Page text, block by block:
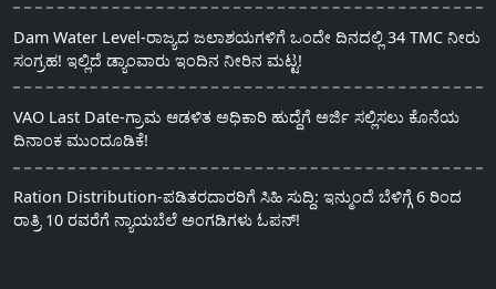
Dam Water Level-ರಾಜ್ಯದ ಜಲಾಶಯಗಳಿಗೆ ಒಂದೇ ದಿನದಲ್ಲಿ 34 TMC ನೀರು
ಸಂಗ್ರಹ! ಇಲ್ಲಿದೆ ಡ್ಯಾಂವಾರು ಇಂದಿನ ನೀರಿನ ಮಟ್ಟ!
VAO Last Date-ಗ್ರಾಮ ಆಡಳಿತ ಅಧಿಕಾರಿ ಹುದ್ದೆಗೆ ಅರ್ಜಿ ಸಲ್ಲಿಸಲು ಕೊನೆಯ
ದಿನಾಂಕ ಮುಂದೂಡಿಕೆ!
Ration Distribution-ಪಡಿತರದಾರರಿಗೆ ಸಿಹಿ ಸುದ್ದಿ: ಇನ್ಮುಂದೆ ಬೆಳಿಗ್ಗೆ 6 ರಿಂದ
ರಾತ್ರಿ 10 ರವರೆಗೆ ನ್ಯಾಯಬೆಲೆ ಅಂಗಡಿಗಳು ಓಪನ್!